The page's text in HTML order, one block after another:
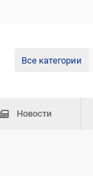
Все категории
Новости